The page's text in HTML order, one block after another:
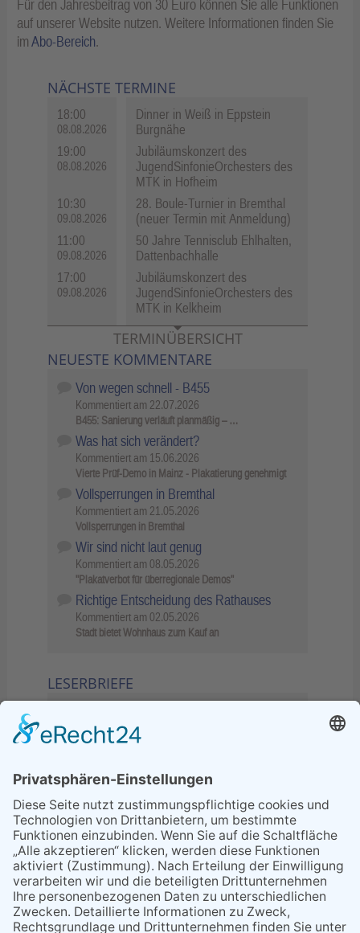
Für den Jahresbeitrag von 30 Euro können Sie alle Funktionen
auf unserer Website nutzen. Weitere Informationen finden Sie
imAbo-Bereich.
NÄCHSTE TERMINE
18:00
08.08.2026
Dinner in Weiß in Eppstein
Burgnähe
19:00
08.08.2026
Jubiläumskonzert des
JugendSinfonieOrchesters des
MTK in Hofheim
10:30
09.08.2026
28. Boule-Turnier in Bremthal
(neuer Termin mit Anmeldung)
11:00
09.08.2026
50 Jahre Tennisclub Ehlhalten,
Dattenbachhalle
17:00
09.08.2026
Jubiläumskonzert des
JugendSinfonieOrchesters des
MTK in Kelkheim
TERMINÜBERSICHT
NEUESTE KOMMENTARE
Von wegen schnell - B455
Kommentiert am 22.07.2026
B455: Sanierung verläuft planmäßig – …
Was hat sich verändert?
Kommentiert am 15.06.2026
Vierte Prüf-Demo in Mainz - Plakatierung genehmigt
Vollsperrungen in Bremthal
Kommentiert am 21.05.2026
Vollsperrungen in Bremthal
Wir sind nicht laut genug
Kommentiert am 08.05.2026
"Plakatverbot für überregionale Demos"
Richtige Entscheidung des Rathauses
Kommentiert am 02.05.2026
Stadt bietet Wohnhaus zum Kauf an
LESERBRIEFE
Sperrung B455: Kleiner
Grenzverkehr statt weite Wege
21.04.2026
Wenn Bahn-Computer nicht
miteinander kommunizieren
11.03.2026
"Plakatverbot für überregionale
Demos"
04.02.2026
Gelbe Tonne – Ein kleiner Blick
über den Tellerand